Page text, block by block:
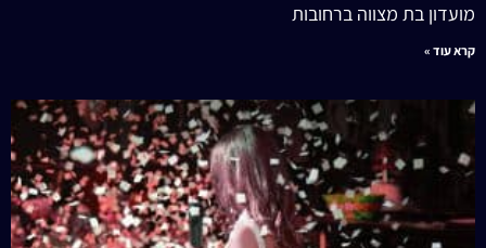
מועדון בת מצווה ברחובות
קרא עוד »